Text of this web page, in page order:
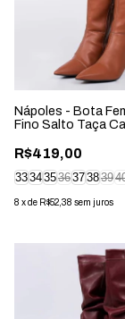
Nápoles - Bota
Fino Salto Taça
R$419,00
33343536373839
8 xde R$52,38 sem juros